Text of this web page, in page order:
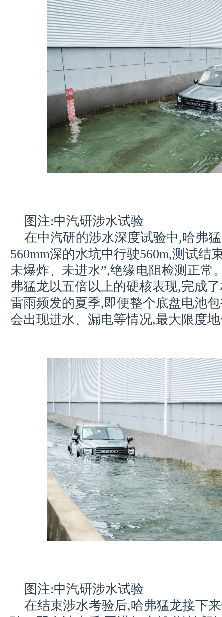
图注:中汽研涉水试验
在中汽研的涉水深度试验中,哈弗
560mm深的水坑中行驶560m,测试结
未爆炸、未进水”,绝缘电阻检测正常
弗猛龙以五倍以上的硬核表现,完成
雷雨频发的夏季,即便整个底盘电池
会出现进水、漏电等情况,最大限度
图注:中汽研涉水试验
在结束涉水考验后,哈弗猛龙接下